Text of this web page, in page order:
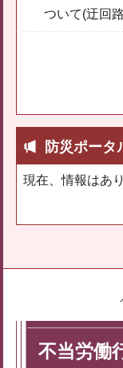
ついて(迂回
防災ポータ
現在、情報はあ
不当労働